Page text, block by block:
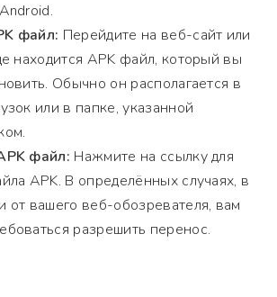
файл: Перейдите на веб-сайт или
находится APK файл, который вы
Обычно он располагается в
или в папке, указанной
файл: Нажмите на ссылку для
APK. В определённых случаях, в
от вашего веб-обозревателя, вам
разрешить перенос.